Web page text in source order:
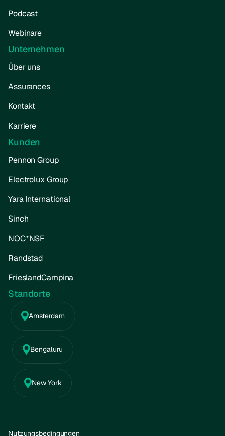
Podcast
Webinare
Unternehmen
Über uns
Assurances
Kontakt
Karriere
Kunden
Pennon Group
Electrolux Group
Yara International
Sinch
NOC*NSF
Randstad
FrieslandCampina
Standorte
Amsterdam
Bengaluru
New York
Nutzungsbedingungen